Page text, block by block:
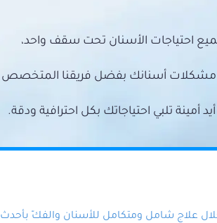
احتياجات الأسنان تحت سقف واحد،
مشكلات أسنانك بفضل فريقنا المتخصص
تلبي احتياجاتك بكل احترافية ودقة.
علاج شامل ومتكامل للأسنان والفكّ بأحدث